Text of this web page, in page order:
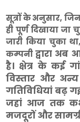
सूत्रों के अनुसार,
ही पूर्ण दिखाया
जारी किया चुका
कम्पनी द्वारा
है। क्षेत्र के कई
विस्तार और
गतिविधियां बढ़
जहां आज तक
मजदूरों और